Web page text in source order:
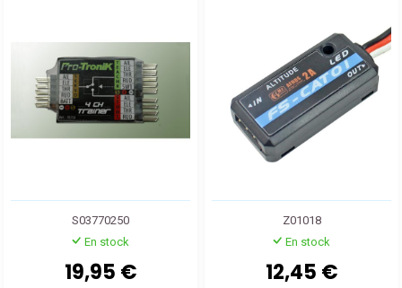
S03770250
En stock
19,95 €
Z01018
En stock
12,45 €